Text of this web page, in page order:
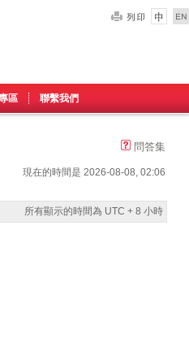
區 聯繫我們
問答集
現在的時間是 2026-08-08, 02:06
所有顯示的時間為 UTC + 8 小時